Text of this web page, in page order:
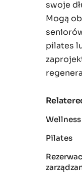
swoje
Mogą
pilates
Wellness
Pilates